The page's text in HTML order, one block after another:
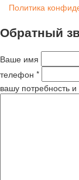
Политика
Обратный
Ваше имя
телефон *
вашу потребность